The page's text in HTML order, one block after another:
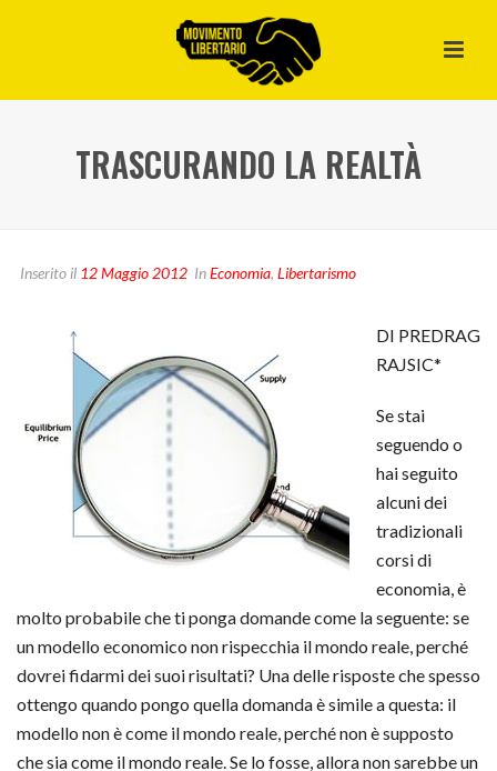
TRASCURANDO LA REALTÀ
Inserito il 12 Maggio 2012 InEconomia, Libertarismo
DI PREDRAG
RAJSIC*
Se stai
seguendo o
hai seguito
alcuni dei
tradizionali
corsi di
economia, è
molto probabile che ti ponga domande come la seguente: se
un modello economico non rispecchia il mondo reale, perché
dovrei fidarmi dei suoi risultati? Una delle risposte che spesso
ottengo quando pongo quella domanda è simile a questa: il
modello non è come il mondo reale, perché non è supposto
che sia come il mondo reale. Se lo fosse, allora non sarebbe un